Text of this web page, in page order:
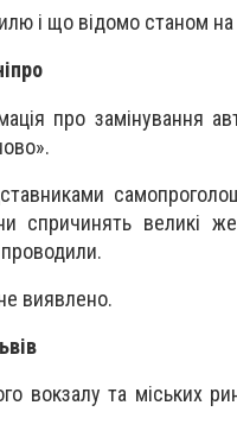
і що відомо станом на
про замінування
спричинять великі
виявлено.
вокзалу та міських